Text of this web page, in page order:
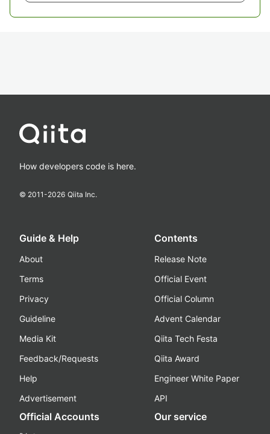
How developers code is here.
© 2011-2026 Qiita Inc.
Guide & Help
About
Terms
Privacy
Guideline
Media Kit
Feedback/Requests
Help
Advertisement
Contents
Release Note
Official Event
Official Column
Advent Calendar
Qiita Tech Festa
Qiita Award
Engineer White Paper
API
Official Accounts Our service